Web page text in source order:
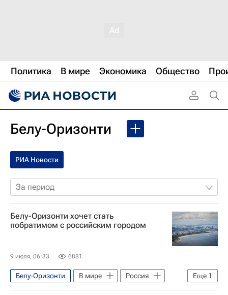
Политика В мире Экономика Общество
Белу-Оризонти
РИА Новости
За период
Белу-Оризонти хочет стать
побратимом с российским городом
9 июля, 06:33 6881
Еще 1
Белу-Оризонти В мире
Россия
Рио-де-Жанейро (город)